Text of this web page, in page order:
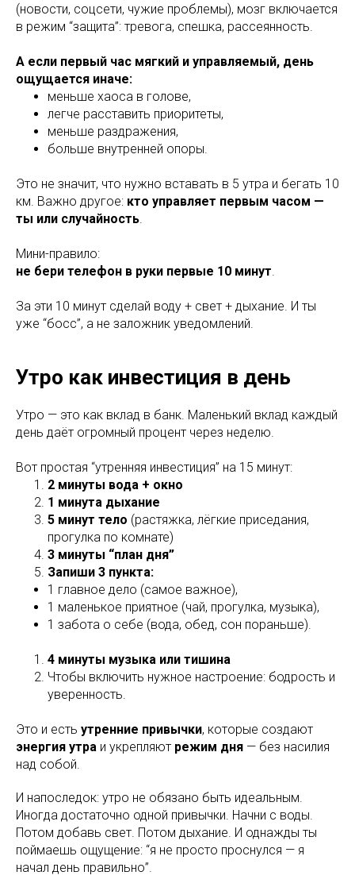
(новости, соцсети, чужие проблемы), мозг включается
в режим “защита”: тревога, спешка, рассеянность.
А если первый час мягкий и управляемый, день
ощущается иначе:
меньше хаоса в голове,
легче расставить приоритеты,
меньше раздражения,
больше внутренней опоры.
Это не значит, что нужно вставать в 5 утра и бегать 10
км. Важно другое: кто управляет первым часом —
ты или случайность.
Мини-правило:
не бери телефон в руки первые 10 минут.
За эти 10 минут сделай воду + свет + дыхание. И ты
уже “босс”, а не заложник уведомлений.
Утро как инвестиция в день
Утро — это как вклад в банк. Маленький вклад каждый
день даёт огромный процент через неделю.
Вот простая “утренняя инвестиция” на 15 минут:
2 минуты вода + окно
1 минута дыхание
5 минут тело (растяжка, лёгкие приседания,
прогулка по комнате)
3 минуты “план дня”
Запиши 3 пункта:
1 главное дело (самое важное),
1 маленькое приятное (чай, прогулка, музыка),
1 забота о себе (вода, обед, сон пораньше).
4 минуты музыка или тишина
Чтобы включить нужное настроение: бодрость и
уверенность.
Это и есть утренние привычки, которые создают
энергия утра и укрепляют режим дня — без насилия
над собой.
И напоследок: утро не обязано быть идеальным.
Иногда достаточно одной привычки. Начни с воды.
Потом добавь свет. Потом дыхание. И однажды ты
поймаешь ощущение: “я не просто проснулся — я
начал день правильно”.